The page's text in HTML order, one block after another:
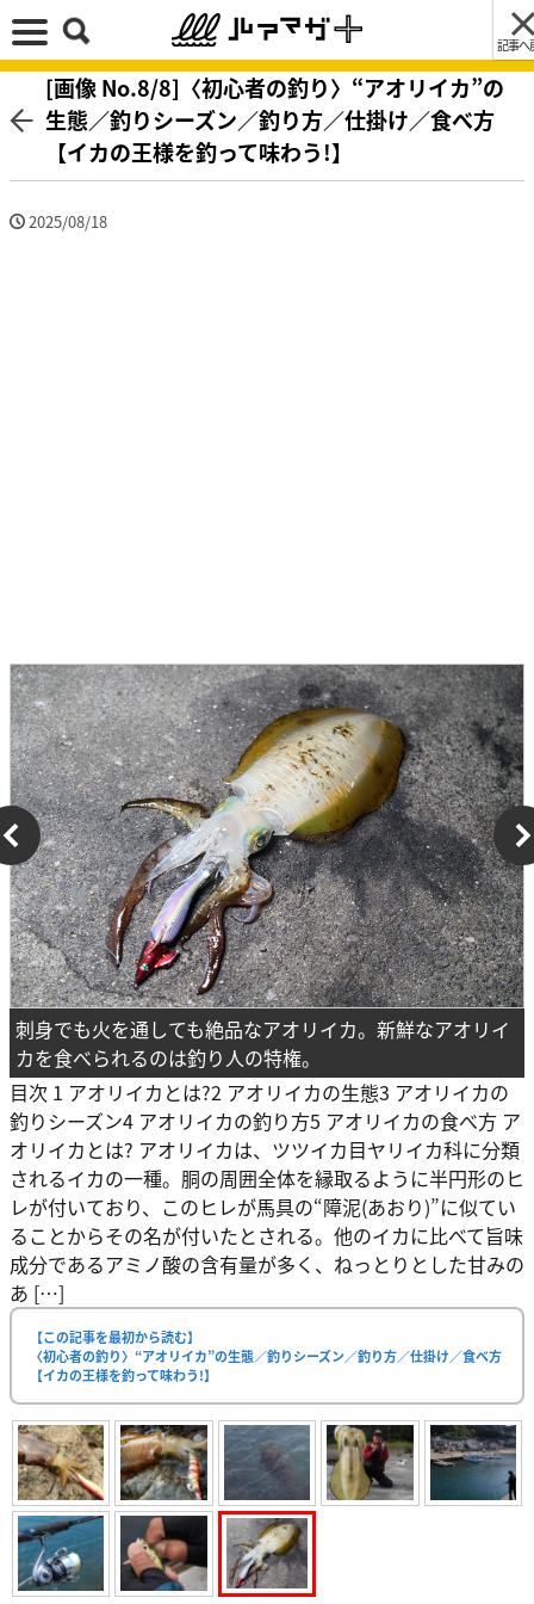
記事へ
[画像 No.8/8]〈初心者の釣り〉“アオリイカ”の
生態／釣りシーズン／釣り方／仕掛け／食べ方
【イカの王様を釣って味わう!】
2025/08/18
刺身でも火を通しても絶品なアオリイカ。新鮮なアオリイ
カを食べられるのは釣り人の特権。
目次 1 アオリイカとは?2 アオリイカの生態3 アオリイカの
釣りシーズン4 アオリイカの釣り方5 アオリイカの食べ方 ア
オリイカとは? アオリイカは、ツツイカ目ヤリイカ科に分類
されるイカの一種。胴の周囲全体を縁取るように半円形のヒ
レが付いており、このヒレが馬具の“障泥(あおり)”に似てい
ることからその名が付いたとされる。他のイカに比べて旨味
成分であるアミノ酸の含有量が多く、ねっとりとした甘みの
あ […]
【この記事を最初から読む】
〈初心者の釣り〉“アオリイカ”の生態／釣りシーズン／釣り方／仕掛け／食べ方
【イカの王様を釣って味わう!】